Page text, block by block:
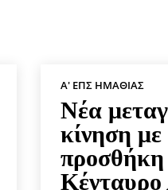
Α' ΕΠΣ ΗΜΑΘΊΑΣ
Νέα
κίνηση με
προσθήκη